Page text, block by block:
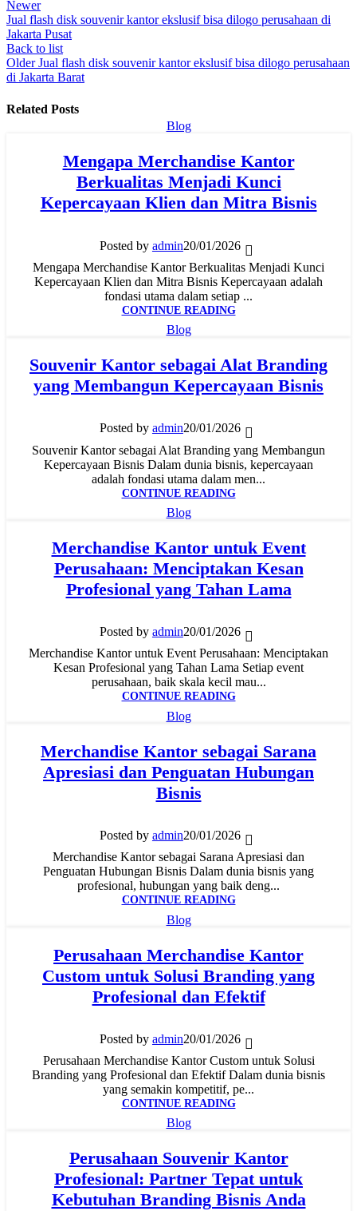
Newer
Jual flash disk souvenir kantor ekslusif bisa dilogo perusahaan di
Jakarta Pusat
Back to list
Older Jual flash disk souvenir kantor ekslusif bisa dilogo perusahaan
di Jakarta Barat
Related Posts
Blog
Mengapa Merchandise Kantor
Berkualitas Menjadi Kunci
Kepercayaan Klien dan Mitra Bisnis
Posted by admin20/01/2026
Mengapa Merchandise Kantor Berkualitas Menjadi Kunci
Kepercayaan Klien dan Mitra Bisnis Kepercayaan adalah
fondasi utama dalam setiap ...
CONTINUE READING
Blog
Souvenir Kantor sebagai Alat Branding
yang Membangun Kepercayaan Bisnis
Posted by admin20/01/2026
Souvenir Kantor sebagai Alat Branding yang Membangun
Kepercayaan Bisnis Dalam dunia bisnis, kepercayaan
adalah fondasi utama dalam men...
CONTINUE READING
Blog
Merchandise Kantor untuk Event
Perusahaan: Menciptakan Kesan
Profesional yang Tahan Lama
Posted by admin20/01/2026
Merchandise Kantor untuk Event Perusahaan: Menciptakan
Kesan Profesional yang Tahan Lama Setiap event
perusahaan, baik skala kecil mau...
CONTINUE READING
Blog
Merchandise Kantor sebagai Sarana
Apresiasi dan Penguatan Hubungan
Bisnis
Posted by admin20/01/2026
Merchandise Kantor sebagai Sarana Apresiasi dan
Penguatan Hubungan Bisnis Dalam dunia bisnis yang
profesional, hubungan yang baik deng...
CONTINUE READING
Blog
Perusahaan Merchandise Kantor
Custom untuk Solusi Branding yang
Profesional dan Efektif
Posted by admin20/01/2026
Perusahaan Merchandise Kantor Custom untuk Solusi
Branding yang Profesional dan Efektif Dalam dunia bisnis
yang semakin kompetitif, pe...
CONTINUE READING
Blog
Perusahaan Souvenir Kantor
Profesional: Partner Tepat untuk
Kebutuhan Branding Bisnis Anda